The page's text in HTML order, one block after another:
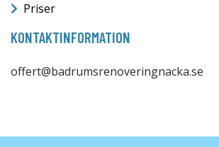
Priser
KONTAKTINFORMATION
offert@badrumsrenoveringnacka.se